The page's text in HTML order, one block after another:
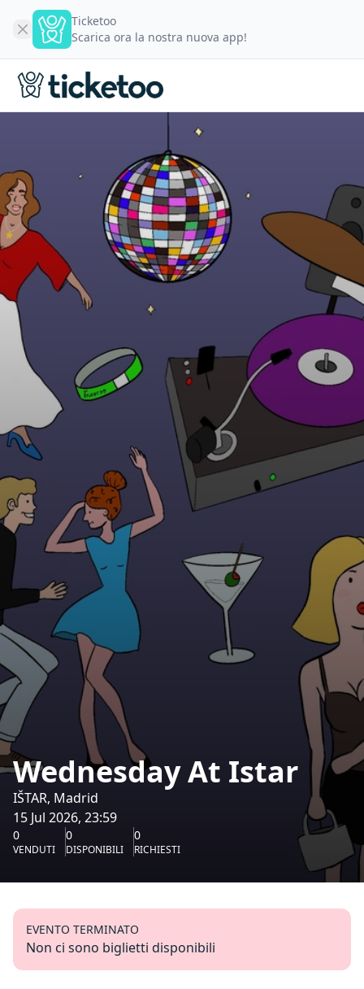
Ticketoo
Scarica ora la nostra nuova app!
Wednesday At Istar
IŠTAR, Madrid
15 Jul 2026, 23:59
0
VENDUTI
0
DISPONIBILI
0
RICHIESTI
EVENTO TERMINATO
Non ci sono biglietti disponibili